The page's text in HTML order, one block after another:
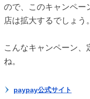
ので、このキャンペー
店は拡大するでしょう。
こんなキャンペーン、
ね。
paypay公式サイト